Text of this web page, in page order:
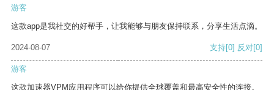
游客
这款app是我社交的好帮手，让我能够与朋友保持联系，分享生活点滴。
2024-08-07 支持[0] 反对[0]
游客
这款加速器VPM应用程序可以给你提供全球覆盖和最高安全性的连接。